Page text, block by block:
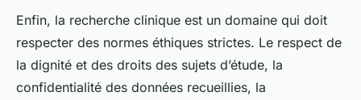
Enfin, la recherche clinique est un domaine qui doit
respecter des normes éthiques strictes. Le respect de
la dignité et des droits des sujets d’étude, la
confidentialité des données recueillies, la